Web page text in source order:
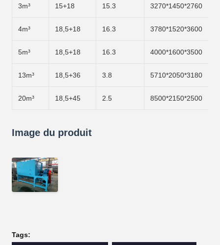
3m³ 15+18 15.3 3270*1450*2760
4m³ 18,5+18 16.3 3780*1520*3600
5m³ 18,5+18 16.3 4000*1600*3500
13m³ 18,5+36 3.8 5710*2050*3180
20m³ 18,5+45 2.5 8500*2150*2500
Image du produit
Tags: